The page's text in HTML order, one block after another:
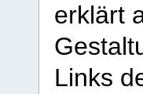
erklärt
Links